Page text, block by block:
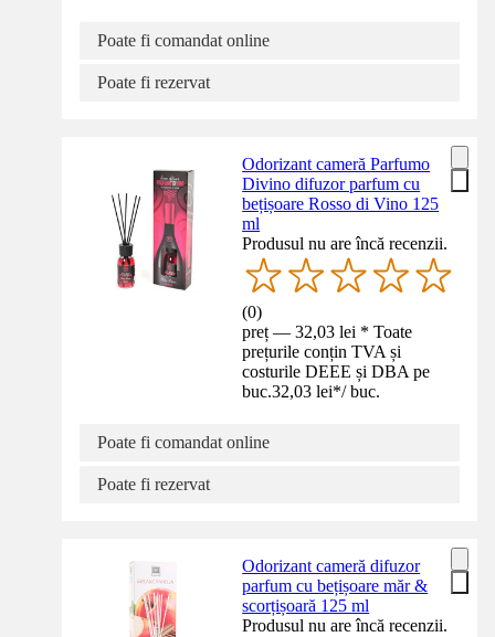
Poate fi comandat online
Poate fi rezervat
Odorizant cameră Parfumo
Divino difuzor parfum cu
bețișoare Rosso di Vino 125
ml
Produsul nu are încă recenzii.
(0)
preț — 32,03 lei * Toate
prețurile conțin TVA și
costurile DEEE și DBA pe
buc.32,03 lei*/ buc.
Poate fi comandat online
Poate fi rezervat
Odorizant cameră difuzor
parfum cu bețișoare măr &
scorțișoară 125 ml
Produsul nu are încă recenzii.